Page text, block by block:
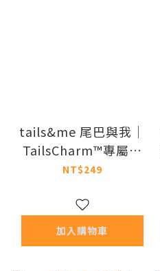
tails&me 尾巴與我｜
TailsCharm™專屬配
件 雪納瑞 (共二色)
NT$249
加入購物車